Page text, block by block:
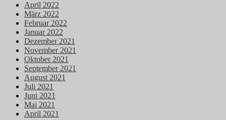
April 2022
März 2022
Februar 2022
Januar 2022
Dezember 2021
November 2021
Oktober 2021
September 2021
August 2021
Juli 2021
Juni 2021
Mai 2021
April 2021